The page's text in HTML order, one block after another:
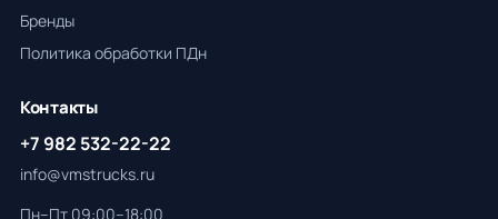
Бренды
Политика обработки ПДн
Контакты
+7 982 532-22-22
info@vmstrucks.ru
Пн–Пт 09:00–18:00